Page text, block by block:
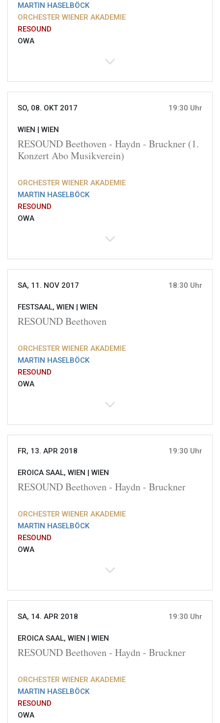
MARTIN HASELBÖCK
ORCHESTER WIENER AKADEMIE
RESOUND
OWA
SO, 08. OKT 2017 19:30 Uhr
WIEN | WIEN
RESOUND Beethoven - Haydn - Bruckner (1.
Konzert Abo Musikverein)
ORCHESTER WIENER AKADEMIE
MARTIN HASELBÖCK
RESOUND
OWA
SA, 11. NOV 2017 18:30 Uhr
FESTSAAL, WIEN | WIEN
RESOUND Beethoven
ORCHESTER WIENER AKADEMIE
MARTIN HASELBÖCK
RESOUND
OWA
FR, 13. APR 2018 19:30 Uhr
EROICA SAAL, WIEN | WIEN
RESOUND Beethoven - Haydn - Bruckner
ORCHESTER WIENER AKADEMIE
MARTIN HASELBÖCK
RESOUND
OWA
SA, 14. APR 2018 19:30 Uhr
EROICA SAAL, WIEN | WIEN
RESOUND Beethoven - Haydn - Bruckner
ORCHESTER WIENER AKADEMIE
MARTIN HASELBÖCK
RESOUND
OWA